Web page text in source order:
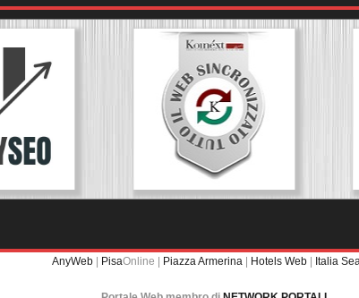
AnyWeb | PisaOnline | Piazza Armerina | Hotels Web | Italia